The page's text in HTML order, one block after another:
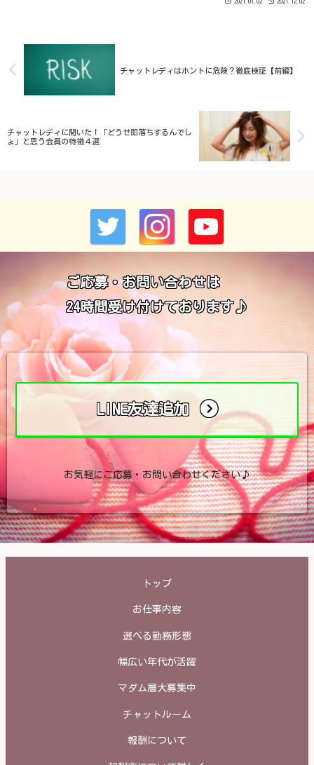
2021.01.02 2021.12.02
チャットレディはホントに危険？徹底検証【前編】
チャットレディに聞いた！「どうせ即落ちするんでし
ょ」と思う会員の特徴４選
ご応募・お問い合わせは
24時間受け付けております♪
LINE友達追加
お気軽にご応募・お問い合わせください♪
トップ
お仕事内容
選べる勤務形態
幅広い年代が活躍
マダム層大募集中
チャットルーム
報酬について